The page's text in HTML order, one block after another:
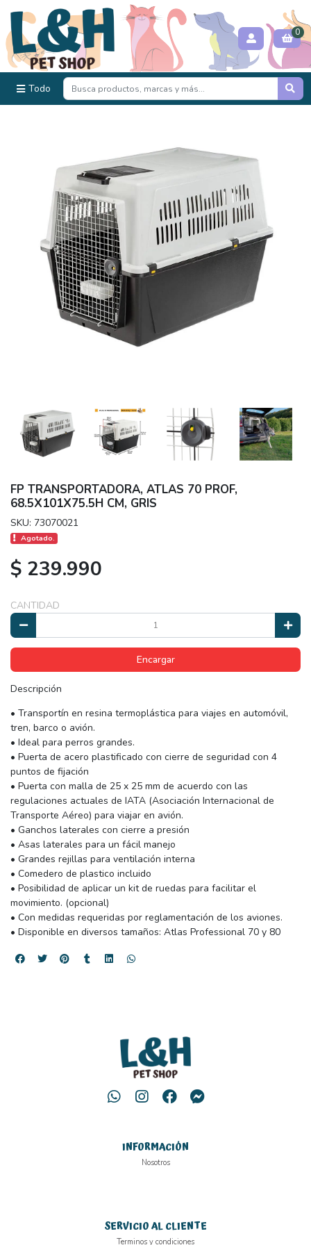
Todo
0
FP TRANSPORTADORA, ATLAS 70 PROF,
68.5X101X75.5H CM, GRIS
SKU: 73070021
Agotado.
$ 239.990
CANTIDAD
Encargar
Descripción
• Transportín en resina termoplástica para viajes en automóvil,
tren, barco o avión.
• Ideal para perros grandes.
• Puerta de acero plastificado con cierre de seguridad con 4
puntos de fijación
• Puerta con malla de 25 x 25 mm de acuerdo con las
regulaciones actuales de IATA (Asociación Internacional de
Transporte Aéreo) para viajar en avión.
• Ganchos laterales con cierre a presión
• Asas laterales para un fácil manejo
• Grandes rejillas para ventilación interna
• Comedero de plastico incluido
• Posibilidad de aplicar un kit de ruedas para facilitar el
movimiento. (opcional)
• Con medidas requeridas por reglamentación de los aviones.
• Disponible en diversos tamaños: Atlas Professional 70 y 80
INFORMACIÓN
Nosotros
SERVICIO AL CLIENTE
Terminos y condiciones